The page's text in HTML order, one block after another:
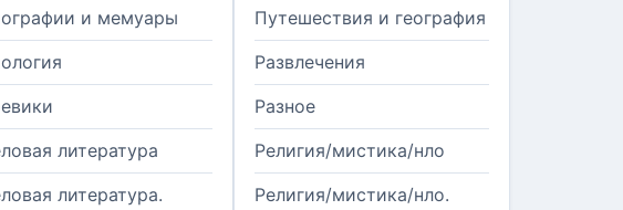
и мемуары
литература
литература.
Путешествия и география
Развлечения
Разное
Религия/мистика/нло
Религия/мистика/нло.